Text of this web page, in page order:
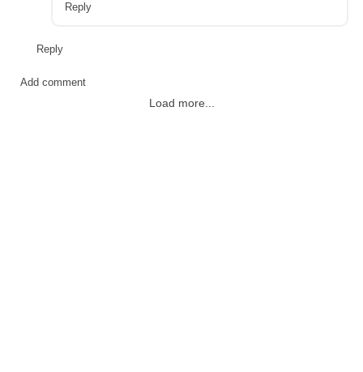
Reply
Reply
Add comment
Load more...